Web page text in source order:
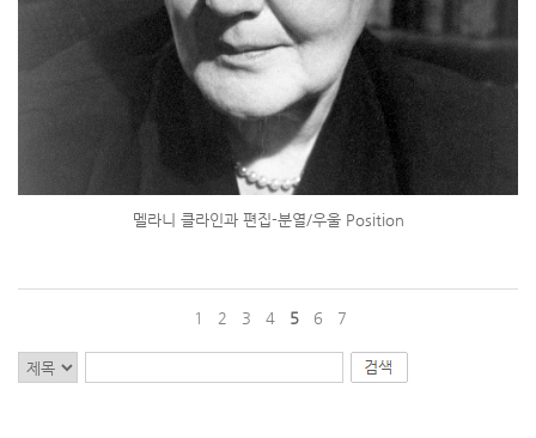
멜라니 클라인과 편집-분열/우울 Position
1 2 3 4 5 6 7